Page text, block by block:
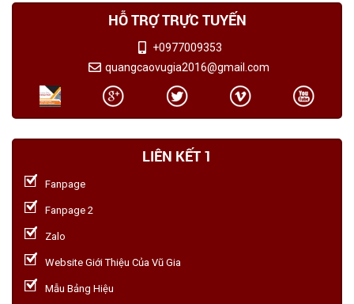
HỖ TRỢ TRỰC TUYẾN
+0977009353
quangcaovugia2016@gmail.com
LIÊN KẾT 1
Fanpage
Fanpage 2
Zalo
Website Giới Thiệu Của Vũ Gia
Mẫu Bảng Hiệu